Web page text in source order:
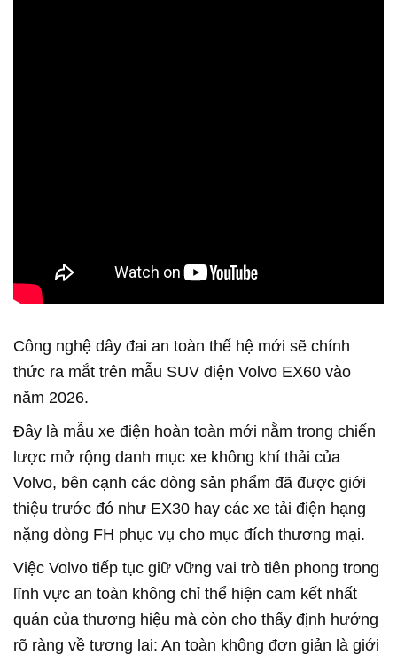
Công nghệ dây đai an toàn thế hệ mới sẽ chính
thức ra mắt trên mẫu SUV điện Volvo EX60 vào
năm 2026.
Đây là mẫu xe điện hoàn toàn mới nằm trong chiến
lược mở rộng danh mục xe không khí thải của
Volvo, bên cạnh các dòng sản phẩm đã được giới
thiệu trước đó như EX30 hay các xe tải điện hạng
nặng dòng FH phục vụ cho mục đích thương mại.
Việc Volvo tiếp tục giữ vững vai trò tiên phong trong
lĩnh vực an toàn không chỉ thể hiện cam kết nhất
quán của thương hiệu mà còn cho thấy định hướng
rõ ràng về tương lai: An toàn không đơn giản là giới